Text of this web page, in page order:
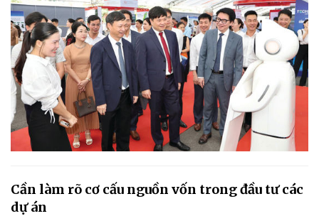
Cần làm rõ cơ cấu nguồn vốn trong đầu tư các
dự án